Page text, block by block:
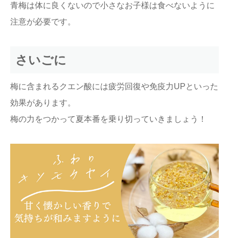
青梅は体に良くないので小さなお子様は食べないように
注意が必要です。
さいごに
梅に含まれるクエン酸には疲労回復や免疫力UPといった
効果があります。
梅の力をつかって夏本番を乗り切っていきましょう！